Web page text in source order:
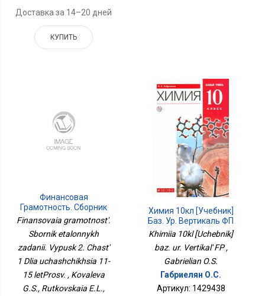
Доставка за 14–20 дней
КУПИТЬ
Финансовая
Грамотность. Сборник
Эталонных Заданий.
Выпуск 2. Часть 1 Для
Учащихся 11-15
ЛетПросв.
Finansovaia gramotnost'.
Sbornik etalonnykh
zadanii. Vypusk 2. Chast'
1 Dlia uchashchikhsia 11-
15 letProsv. , Kovaleva
G.S., Rutkovskaia E.L.,
Химия 10кл [Учебник]
Баз. Ур. Вертикаль ФП
Khimiia 10kl [Uchebnik]
baz. ur. Vertikal' FP ,
Gabrielian O.S.
Габриелян О.С.
Артикул: 1429438